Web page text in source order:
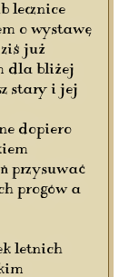
lecznice
o wystawę
już
dla bliżej
stary i jej
dopiero
przysuwać
progów a
letnich